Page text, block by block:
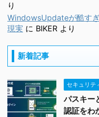
り
WindowsUpdateが酷す
現実 に BIKER より
新着記事
セキュリテ
パスキー
認証をわ